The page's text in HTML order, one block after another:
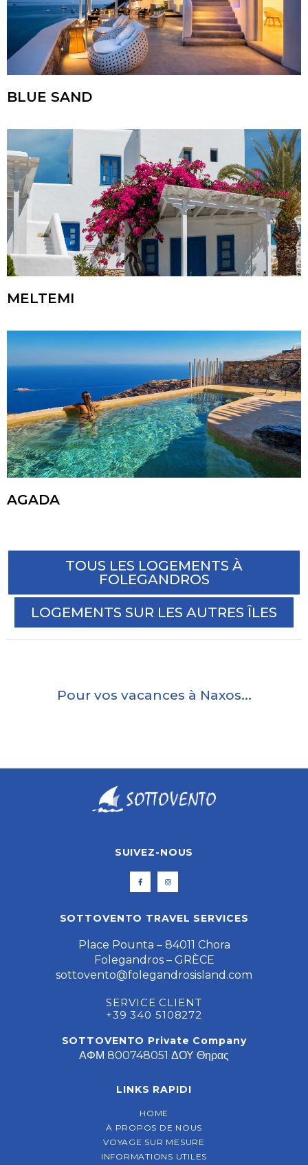
BLUE SAND
MELTEMI
AGADA
TOUS LES LOGEMENTS À
FOLEGANDROS
LOGEMENTS SUR LES AUTRES ÎLES
Pour vos vacances à Naxos...
SUIVEZ-NOUS
SOTTOVENTO TRAVEL SERVICES
Place Pounta – 84011 Chora
Folegandros – GRÈCE
sottovento@folegandrosisland.com
SERVICE CLIENT
+39 340 5108272
SOTTOVENTO Private Company
ΑΦΜ 800748051 ΔΟΥ Θηρας
LINKS RAPIDI
HOME
À PROPOS DE NOUS
VOYAGE SUR MESURE
INFORMATIONS UTILES